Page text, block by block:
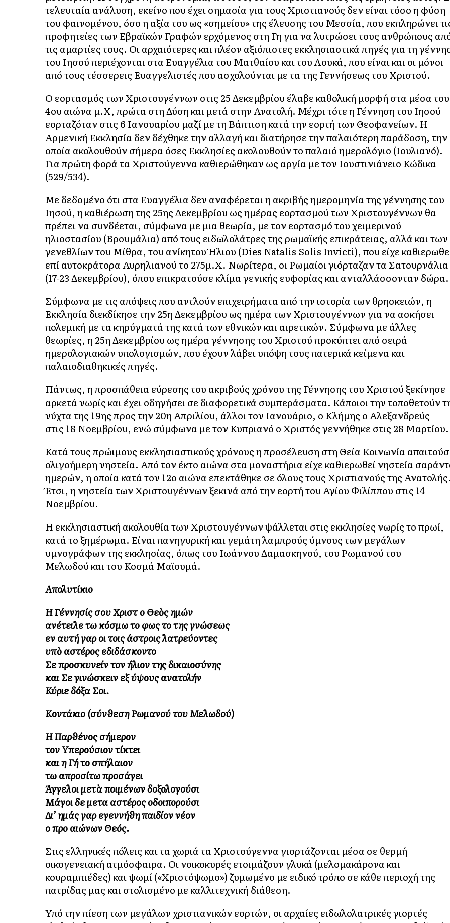
τελευταία ανάλυση, εκείνο που έχει σημασία για τους Χριστιανούς δεν είναι τόσο η φύση
του φαινομένου, όσο η αξία του ως «σημείου» της έλευσης του Μεσσία, που εκπληρώνει
προφητείες των Εβραϊκών Γραφών ερχόμενος στη Γη για να λυτρώσει τους ανθρώπους
τις αμαρτίες τους. Οι αρχαιότερες και πλέον αξιόπιστες εκκλησιαστικά πηγές για τη
του Ιησού περιέχονται στα Ευαγγέλια του Ματθαίου και του Λουκά, που είναι και οι μόνοι
από τους τέσσερεις Ευαγγελιστές που ασχολούνται με τα της Γεννήσεως του Χριστού.
Ο εορτασμός των Χριστουγέννων στις 25 Δεκεμβρίου έλαβε καθολική μορφή στα μέσα του
4ου αιώνα μ.Χ, πρώτα στη Δύση και μετά στην Ανατολή. Μέχρι τότε η Γέννηση του Ιησού
εορταζόταν στις 6 Ιανουαρίου μαζί με τη Βάπτιση κατά την εορτή των Θεοφανείων. Η
Αρμενική Εκκλησία δεν δέχθηκε την αλλαγή και διατήρησε την παλαιότερη παράδοση, την
οποία ακολουθούν σήμερα όσες Εκκλησίες ακολουθούν το παλαιό ημερολόγιο (Ιουλιανό).
Για πρώτη φορά τα Χριστούγεννα καθιερώθηκαν ως αργία με τον Ιουστινιάνειο Κώδικα
(529/534).
Με δεδομένο ότι στα Ευαγγέλια δεν αναφέρεται η ακριβής ημερομηνία της γέννησης του
Ιησού, η καθιέρωση της 25ης Δεκεμβρίου ως ημέρας εορτασμού των Χριστουγέννων θα
πρέπει να συνδέεται, σύμφωνα με μια θεωρία, με τον εορτασμό του χειμερινού
ηλιοστασίου (Βρουμάλια) από τους ειδωλολάτρες της ρωμαϊκής επικράτειας, αλλά και των
γενεθλίων του Μίθρα, του ανίκητου Ήλιου (Dies Natalis Solis Invicti), που είχε
επί αυτοκράτορα Αυρηλιανού το 275μ.Χ. Νωρίτερα, οι Ρωμαίοι γιόρταζαν τα Σατουρνάλια
(17-23 Δεκεμβρίου), όπου επικρατούσε κλίμα γενικής ευφορίας και ανταλλάσσονταν δώρα.
Σύμφωνα με τις απόψεις που αντλούν επιχειρήματα από την ιστορία των θρησκειών, η
Εκκλησία διεκδίκησε την 25η Δεκεμβρίου ως ημέρα των Χριστουγέννων για να ασκήσει
πολεμική με τα κηρύγματά της κατά των εθνικών και αιρετικών. Σύμφωνα με άλλες
θεωρίες, η 25η Δεκεμβρίου ως ημέρα γέννησης του Χριστού προκύπτει από σειρά
ημερολογιακών υπολογισμών, που έχουν λάβει υπόψη τους πατερικά κείμενα και
παλαιοδιαθηκικές πηγές.
Πάντως, η προσπάθεια εύρεσης του ακριβούς χρόνου της Γέννησης του Χριστού ξεκίνησε
αρκετά νωρίς και έχει οδηγήσει σε διαφορετικά συμπεράσματα. Κάποιοι την τοποθετούν
νύχτα της 19ης προς την 20η Απριλίου, άλλοι τον Ιανουάριο, ο Κλήμης ο Αλεξανδρεύς
στις 18 Νοεμβρίου, ενώ σύμφωνα με τον Κυπριανό ο Χριστός γεννήθηκε στις 28 Μαρτίου.
Κατά τους πρώιμους εκκλησιαστικούς χρόνους η προσέλευση στη Θεία Κοινωνία
ολιγοήμερη νηστεία. Από τον έκτο αιώνα στα μοναστήρια είχε καθιερωθεί νηστεία
ημερών, η οποία κατά τον 12ο αιώνα επεκτάθηκε σε όλους τους Χριστιανούς της Ανατολής.
Έτσι, η νηστεία των Χριστουγέννων ξεκινά από την εορτή του Αγίου Φιλίππου στις 14
Νοεμβρίου.
Η εκκλησιαστική ακολουθία των Χριστουγέννων ψάλλεται στις εκκλησίες νωρίς το πρωί,
κατά το ξημέρωμα. Είναι πανηγυρική και γεμάτη λαμπρούς ύμνους των μεγάλων
υμνογράφων της εκκλησίας, όπως του Ιωάννου Δαμασκηνού, του Ρωμανού του
Μελωδού και του Κοσμά Μαϊουμά.
Απολυτίκιο
Η Γέννησίς σου Χριστὲ ο Θεὸς ημών
ανέτειλε τω κόσμω το φως το της γνώσεως
εν αυτή γαρ οι τοις άστροις λατρεύοντες
υπὸ αστέρος εδιδάσκοντο
Σε προσκυνείν τον ήλιον της δικαιοσύνης
και Σε γινώσκειν εξ ύψους ανατολήν
Κύριε δόξα Σοι.
Κοντάκιο (σύνθεση Ρωμανού του Μελωδού)
Η Παρθένος σήμερον
τον Υπερούσιον τίκτει
και η Γή το σπήλαιον
τω απροσίτω προσάγει
Άγγελοι μετὰ ποιμένων δοξολογούσι
Μάγοι δε μετα αστέρος οδοιπορούσι
Δι’ ημάς γαρ εγεννήθη παιδίον νέον
ο προ αιώνων Θεός.
Στις ελληνικές πόλεις και τα χωριά τα Χριστούγεννα γιορτάζονται μέσα σε θερμή
οικογενειακή ατμόσφαιρα. Οι νοικοκυρές ετοιμάζουν γλυκά (μελομακάρονα και
κουραμπιέδες) και ψωμί («Χριστόψωμο») ζυμωμένο με ειδικό τρόπο σε κάθε περιοχή της
πατρίδας μας και στολισμένο με καλλιτεχνική διάθεση.
Υπό την πίεση των μεγάλων χριστιανικών εορτών, οι αρχαίες ειδωλολατρικές γιορτές